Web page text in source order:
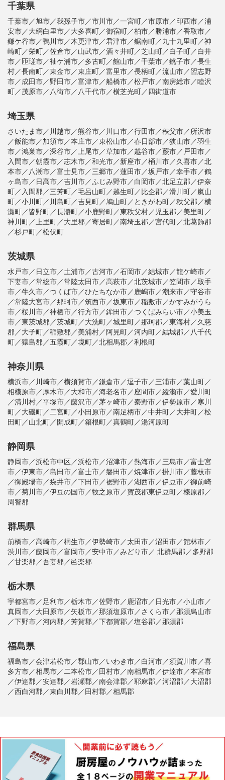
千葉県
千葉市／旭市／我孫子市／市川市／一宮町／市原市／印西市／浦
安市／大網白里市／大多喜町／御宿町／柏市／勝浦市／香取市／
鎌ケ谷市／鴨川市／木更津市／君津市／鋸南町／九十九里町／神
崎町／栄町／佐倉市／山武市／酒々井町／芝山町／白子町／白井
市／匝瑳市／袖ケ浦市／多古町／館山市／千葉市／銚子市／長生
村／長南町／東金市／東庄町／富里市／長柄町／流山市／習志野
市／成田市／野田市／富津市／船橋市／松戸市／南房総市／睦沢
町／茂原市／八街市／八千代市／横芝光町／四街道市
埼玉県
さいたま市／川越市／熊谷市／川口市／行田市／秩父市／所沢市
／飯能市／加須市／本庄市／東松山市／春日部市／狭山市／羽生
市／鴻巣市／深谷市／上尾市／草加市／越谷市／蕨市／戸田市／
入間市／朝霞市／志木市／和光市／新座市／桶川市／久喜市／北
本市／八潮市／富士見市／三郷市／蓮田市／坂戸市／幸手市／鶴
ヶ島市／日高市／吉川市／ふじみ野市／白岡市／北足立郡／伊奈
町／入間郡／三芳町／毛呂山町／越生町／比企郡／滑川町／嵐山
町／小川町／川島町／吉見町／鳩山町／ときがわ町／秩父郡／横
瀬町／皆野町／長瀞町／小鹿野町／東秩父村／児玉郡／美里町／
神川町／上里町／大里郡／寄居町／南埼玉郡／宮代町／北葛飾郡
／杉戸町／松伏町
茨城県
水戸市／日立市／土浦市／古河市／石岡市／結城市／龍ケ崎市／
下妻市／常総市／常陸太田市／高萩市／北茨城市／笠間市／取手
市／牛久市／つくば市／ひたちなか市／鹿嶋市／潮来市／守谷市
／常陸大宮市／那珂市／筑西市／坂東市／稲敷市／かすみがうら
市／桜川市／神栖市／行方市／鉾田市／つくばみらい市／小美玉
市／東茨城郡／茨城町／大洗町／城里町／那珂郡／東海村／久慈
郡／大子町／稲敷郡／美浦村／阿見町／河内町／結城郡／八千代
町／猿島郡／五霞町／境町／北相馬郡／利根町
神奈川県
横浜市／川崎市／横須賀市／鎌倉市／逗子市／三浦市／葉山町／
相模原市／厚木市／大和市／海老名市／座間市／綾瀬市／愛川町
／清川村／平塚市／藤沢市／茅ヶ崎市／秦野市／伊勢原市／寒川
町／大磯町／二宮町／小田原市／南足柄市／中井町／大井町／松
田町／山北町／開成町／箱根町／真鶴町／湯河原町
静岡県
静岡市／浜松市中区／浜松市／沼津市／熱海市／三島市／富士宮
市／伊東市／島田市／富士市／磐田市／焼津市／掛川市／藤枝市
／御殿場市／袋井市／下田市／裾野市／湖西市／伊豆市／御前崎
市／菊川市／伊豆の国市／牧之原市／賀茂郡東伊豆町／榛原郡／
周智郡
群馬県
前橋市／高崎市／桐生市／伊勢崎市／太田市／沼田市／館林市／
渋川市／藤岡市／富岡市／安中市／みどり市／ 北群馬郡／多野郡
／甘楽郡／吾妻郡／邑楽郡
栃木県
宇都宮市／足利市／栃木市／佐野市／鹿沼市／日光市／小山市／
真岡市／大田原市／矢板市／那須塩原市／さくら市／那須烏山市
／下野市／河内郡／芳賀郡／下都賀郡／塩谷郡／那須郡
福島県
福島市／会津若松市／郡山市／いわき市／白河市／須賀川市／喜
多方市／相馬市／二本松市／田村市／南相馬市／伊達市／本宮市
／伊達郡／安達郡／岩瀬郡／南会津郡／耶麻郡／河沼郡／大沼郡
／西白河郡／東白川郡／田村郡／相馬郡